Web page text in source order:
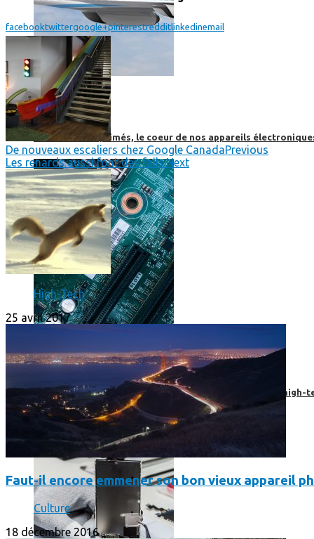
High-Tech
High-Tech
Les circuits imprimés, le coeur de nos appareils
Prendre une extension de garantie pour vos appareils high-
facebooktwittergoogle+pinterestredditlinkedinemail
De nouveaux escaliers chez Google CanadaPrevious
Les renards aussi font des fails.Next
High-Tech
25 avril 2017
Faut-il encore emmener son bon vieux appareil
Culture
18 décembre 2016